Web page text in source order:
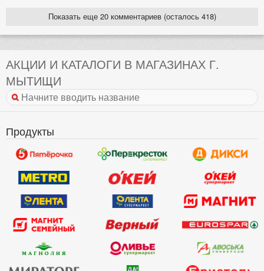
Показать еще 20 комментариев (осталось 418)
АКЦИИ И КАТАЛОГИ В МАГАЗИНАХ Г.
МЫТИЩИ
Продукты